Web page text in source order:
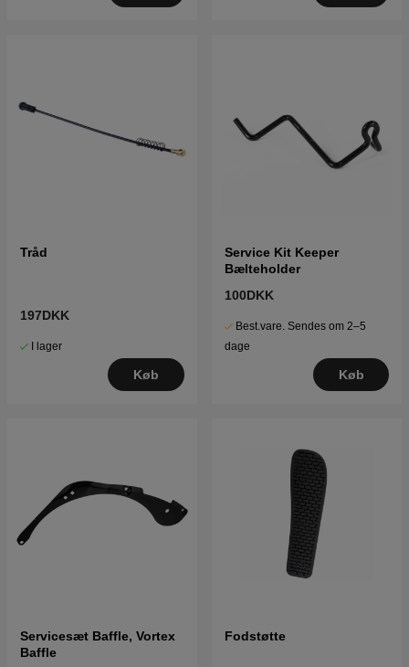
Tråd
197DKK
I lager
Køb
Service Kit Keeper
Bælteholder
100DKK
Best.vare. Sendes om 2–5
dage
Køb
Servicesæt Baffle, Vortex
Baffle
Fodstøtte